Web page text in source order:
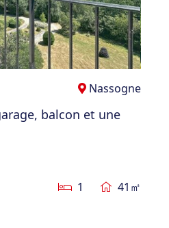
Nassogne
balcon et une
1 41㎡